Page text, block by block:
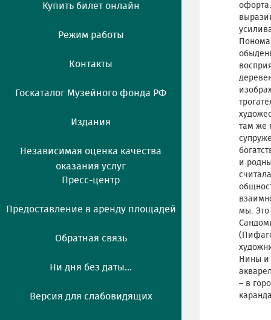
Купить билет онлайн
Режим работы
Контакты
Госкаталог Музейного фонда РФ
Издания
Независимая оценка качества
оказания услуг
Пресс-центр
Предоставление в аренду площадей
Обратная связь
Ни дня без даты...
Версия для слабовидящих
там же
и
мы. Это
Нины и
– в